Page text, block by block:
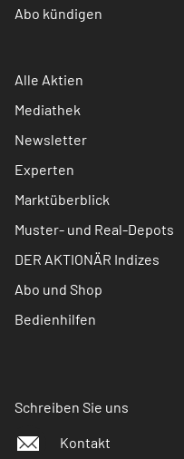
Abo kündigen
Alle Aktien
Mediathek
Newsletter
Experten
Marktüberblick
Muster- und Real-Depots
DER AKTIONÄR Indizes
Abo und Shop
Bedienhilfen
Schreiben Sie uns
Kontakt